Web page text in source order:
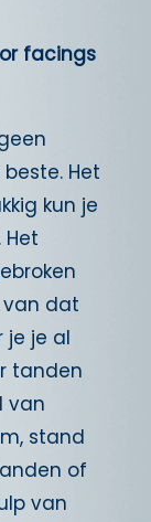
facings
Het
kun je
dat
je je al
tanden
van
stand
of
van